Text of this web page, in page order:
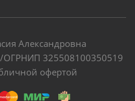
Александровна
325508100350519
офертой